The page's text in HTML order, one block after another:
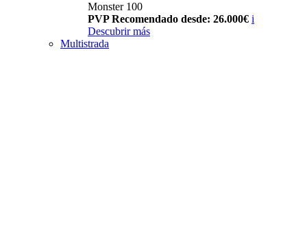
Monster 100
PVP Recomendado desde: 26.000€ i
Descubrir más
Multistrada